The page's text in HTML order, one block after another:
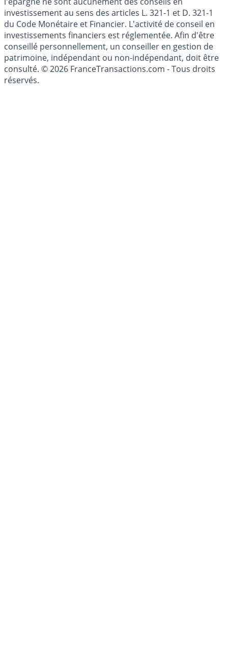
Les articles et commentaires publiés sur le guide de
l'épargne ne sont aucunement des conseils en
investissement au sens des articles L. 321-1 et D. 321-1
du Code Monétaire et Financier. L'activité de conseil en
investissements financiers est réglementée. Afin d'être
conseillé personnellement, un conseiller en gestion de
patrimoine, indépendant ou non-indépendant, doit être